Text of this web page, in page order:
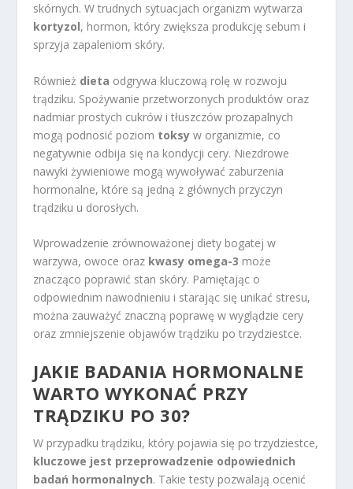
skórnych. W trudnych sytuacjach organizm wytwarza
kortyzol, hormon, który zwiększa produkcję sebum i
sprzyja zapaleniom skóry.
Również dieta odgrywa kluczową rolę w rozwoju
trądziku. Spożywanie przetworzonych produktów oraz
nadmiar prostych cukrów i tłuszczów prozapalnych
mogą podnosić poziom toksy w organizmie, co
negatywnie odbija się na kondycji cery. Niezdrowe
nawyki żywieniowe mogą wywoływać zaburzenia
hormonalne, które są jedną z głównych przyczyn
trądziku u dorosłych.
Wprowadzenie zrównoważonej diety bogatej w
warzywa, owoce oraz kwasy omega-3 może
znacząco poprawić stan skóry. Pamiętając o
odpowiednim nawodnieniu i starając się unikać stresu,
można zauważyć znaczną poprawę w wyglądzie cery
oraz zmniejszenie objawów trądziku po trzydziestce.
JAKIE BADANIA HORMONALNE
WARTO WYKONAĆ PRZY
TRĄDZIKU PO 30?
W przypadku trądziku, który pojawia się po trzydziestce,
kluczowe jest przeprowadzenie odpowiednich
badań hormonalnych. Takie testy pozwalają ocenić